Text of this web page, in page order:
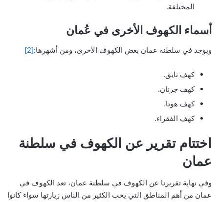
المختلفة.
أسماء الكهوف الأخرى في عُمان
ويوجد في سلطنة عمان بعض الكهوف الأخرى، ومن أشهرها:[2]
كهف تايق.
كهف جرنان.
كهف هوتا.
كهف الفقراء.
اختتام تقرير عن الكهوف في سلطنة
عمان
وفي نهاية تقريرنا عن الكهوف في سلطنة عمان، تعد الكهوف في
عمان من أهم المناطق التي يحب الكثير من الناس زيارتها سواء كانوا